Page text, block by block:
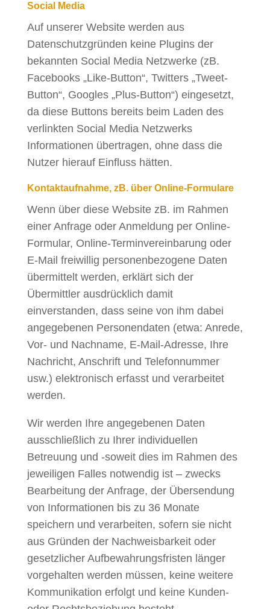
Social Media
Auf unserer Website werden aus
Datenschutzgründen keine Plugins der
bekannten Social Media Netzwerke (zB.
Facebooks „Like-Button“, Twitters „Tweet-
Button“, Googles „Plus-Button“) eingesetzt,
da diese Buttons bereits beim Laden des
verlinkten Social Media Netzwerks
Informationen übertragen, ohne dass die
Nutzer hierauf Einfluss hätten.
Kontaktaufnahme, zB. über Online-Formulare
Wenn über diese Website zB. im Rahmen
einer Anfrage oder Anmeldung per Online-
Formular, Online-Terminvereinbarung oder
E-Mail freiwillig personenbezogene Daten
übermittelt werden, erklärt sich der
Übermittler ausdrücklich damit
einverstanden, dass seine von ihm dabei
angegebenen Personendaten (etwa: Anrede,
Vor- und Nachname, E-Mail-Adresse, Ihre
Nachricht, Anschrift und Telefonnummer
usw.) elektronisch erfasst und verarbeitet
werden.
Wir werden Ihre angegebenen Daten
ausschließlich zu Ihrer individuellen
Betreuung und -soweit dies im Rahmen des
jeweiligen Falles notwendig ist – zwecks
Bearbeitung der Anfrage, der Übersendung
von Informationen bis zu 36 Monate
speichern und verarbeiten, sofern sie nicht
aus Gründen der Nachweisbarkeit oder
gesetzlicher Aufbewahrungsfristen länger
vorgehalten werden müssen, keine weitere
Kommunikation erfolgt und keine Kunden-